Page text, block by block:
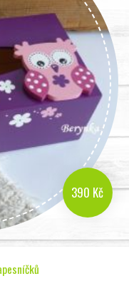
390 Kč